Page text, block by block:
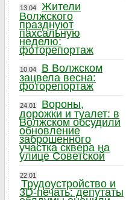
13.04
Жители
Волжского
празднуют
пахсальную
неделю:
фоторепортаж
10.04
В Волжском
зацвела весна:
фоторепортаж
24.01
Вороны,
дорожки и туалет: в
Волжском обсудили
обновление
заброшенного
участка сквера на
улице Советской
22.01
Трудоустройство и
3D-печать: депутаты